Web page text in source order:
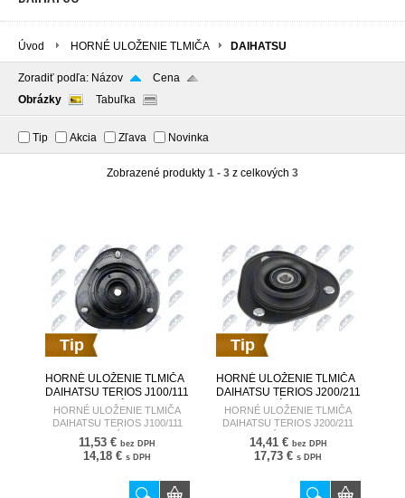
Úvod HORNÉ ULOŽENIE TLMIČA DAIHATSU
Zoradiť podľa: Názov
Cena
Obrázky
Tabuľka
Tip Akcia Zľava Novinka
Zobrazené produkty 1 - 3 z celkových 3
Tip
HORNÉ ULOŽENIE TLMIČA
DAIHATSU TERIOS J100/111
97-06 /PREDNÉ/ 48609-
87707 AD-DA-002
HORNÉ ULOŽENIE TLMIČA
DAIHATSU TERIOS J100/111
97-06 /PREDNÉ/ 48609-87707
AD-DA-002
11,53 € bez DPH
14,18 € s DPH
Tip
HORNÉ ULOŽENIE TLMIČA
DAIHATSU TERIOS J200/211
06- /PREDNÉ/ 48609-87403
AD-DA-003
HORNÉ ULOŽENIE TLMIČA
DAIHATSU TERIOS J200/211
06- /PREDNÉ/ 48609-87403 AD-
DA-003
14,41 € bez DPH
17,73 € s DPH